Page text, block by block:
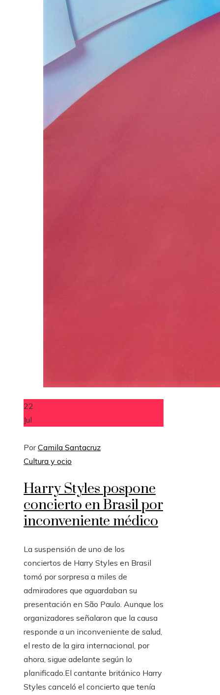
22
Jul
PorCamila Santacruz
Cultura y ocio
Harry Styles pospone
concierto en Brasil por
inconveniente médico
La suspensión de uno de los
conciertos de Harry Styles en Brasil
tomó por sorpresa a miles de
admiradores que aguardaban su
presentación en São Paulo. Aunque los
organizadores señalaron que la causa
responde a un inconveniente de salud,
el resto de la gira internacional, por
ahora, sigue adelante según lo
planificado.El cantante británico Harry
Styles canceló el concierto que tenía